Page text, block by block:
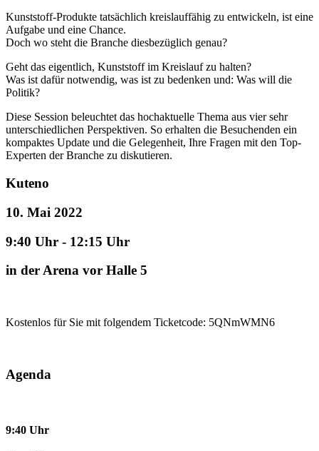
Kunststoff-Produkte tatsächlich kreislauffähig zu entwickeln, ist eine
Aufgabe und eine Chance.
Doch wo steht die Branche diesbezüglich genau?
Geht das eigentlich, Kunststoff im Kreislauf zu halten?
Was ist dafür notwendig, was ist zu bedenken und: Was will die
Politik?
Diese Session beleuchtet das hochaktuelle Thema aus vier sehr
unterschiedlichen Perspektiven. So erhalten die Besuchenden ein
kompaktes Update und die Gelegenheit, Ihre Fragen mit den Top-
Experten der Branche zu diskutieren.
Kuteno
10. Mai 2022
9:40 Uhr - 12:15 Uhr
in der Arena vor Halle 5
Kostenlos für Sie mit folgendem Ticketcode: 5QNmWMN6
Agenda
9:40 Uhr